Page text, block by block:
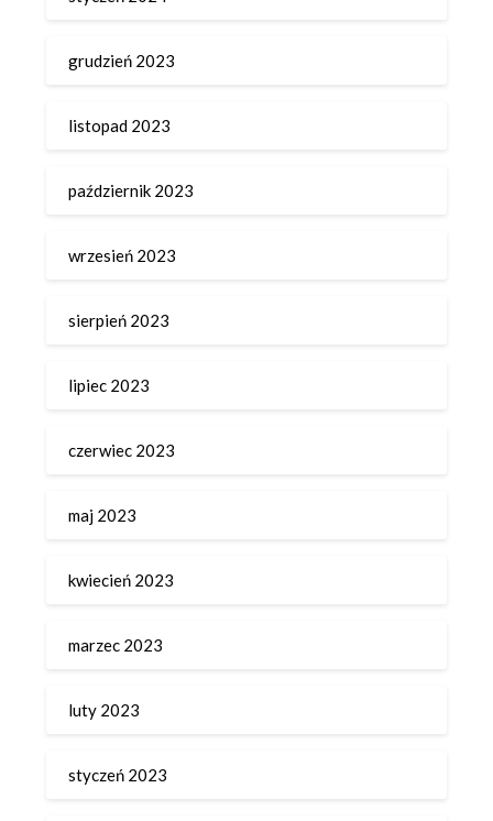
grudzień 2023
listopad 2023
październik 2023
wrzesień 2023
sierpień 2023
lipiec 2023
czerwiec 2023
maj 2023
kwiecień 2023
marzec 2023
luty 2023
styczeń 2023